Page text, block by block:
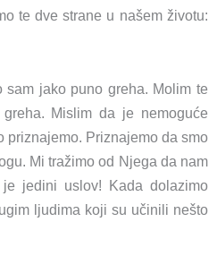
te dve strane u našem životu:
sam jako puno greha. Molim te
Mislim da je nemoguće
priznajemo. Priznajemo da smo
Mi tražimo od Njega da nam
jedini uslov! Kada dolazimo
ljudima koji su učinili nešto